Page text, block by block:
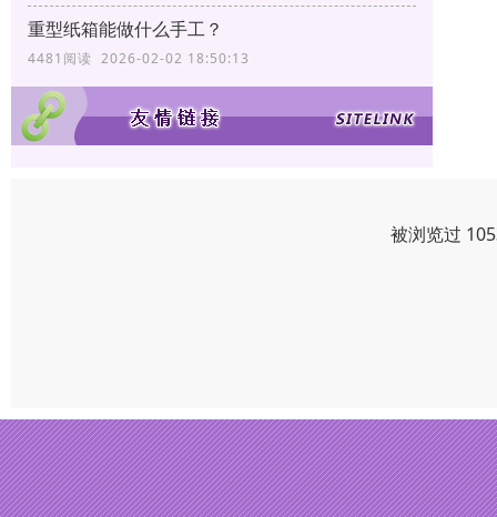
重型纸箱能做什么手工？
4481阅读 2026-02-02 18:50:13
被浏览过